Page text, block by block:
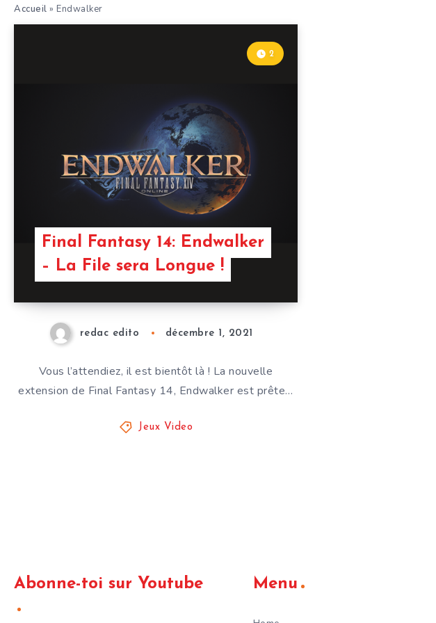
Accueil » Endwalker
Final Fantasy 14: Endwalker
– La File sera Longue !
2
redac edito décembre 1, 2021
Vous l’attendiez, il est bientôt là ! La nouvelle
extension de Final Fantasy 14, Endwalker est prête…
Jeux Video
Abonne-toi sur Youtube Menu